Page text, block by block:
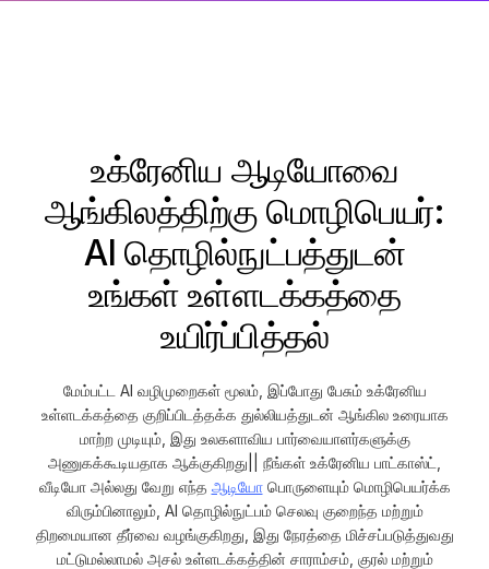
உக்ரேனிய ஆடியோவை
ஆங்கிலத்திற்கு மொழிபெயர்:
AI தொழில்நுட்பத்துடன்
உங்கள் உள்ளடக்கத்தை
உயிர்ப்பித்தல்
மேம்பட்ட AI வழிமுறைகள் மூலம், இப்போது பேசும் உக்ரேனிய
உள்ளடக்கத்தை குறிப்பிடத்தக்க துல்லியத்துடன் ஆங்கில உரையாக
மாற்ற முடியும், இது உலகளாவிய பார்வையாளர்களுக்கு
அணுகக்கூடியதாக ஆக்குகிறது|| நீங்கள் உக்ரேனிய பாட்காஸ்ட்,
வீடியோ அல்லது வேறு எந்த ஆடியோபொருளையும் மொழிபெயர்க்க
விரும்பினாலும், AI தொழில்நுட்பம் செலவு குறைந்த மற்றும்
திறமையான தீர்வை வழங்குகிறது, இது நேரத்தை மிச்சப்படுத்துவது
மட்டுமல்லாமல் அசல் உள்ளடக்கத்தின் சாராம்சம், குரல் மற்றும்